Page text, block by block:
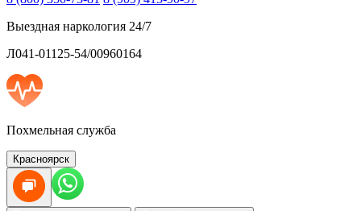
Выездная наркология 24/7
Л041-01125-54/00960164
Похмельная служба
Красноярск